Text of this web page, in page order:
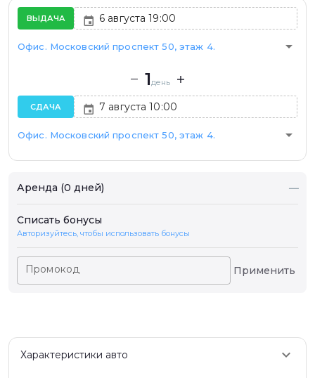
ВЫДАЧА
Офис. Московский проспект 50, этаж 4. arrow_drop_down
1день
СДАЧА
Офис. Московский проспект 50, этаж 4. arrow_drop_down
Аренда (0 дней) —
Списать бонусы
Авторизуйтесь, чтобы использовать бонусы
Промокод Применить
Характеристики авто keyboard_arrow_down